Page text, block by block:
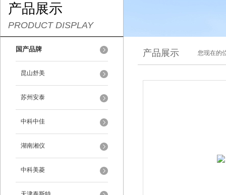
产品展示
PRODUCT DISPLAY
国产品牌
昆山舒美
苏州安泰
中科中佳
湖南湘仪
中科美菱
产品展示 您现在的